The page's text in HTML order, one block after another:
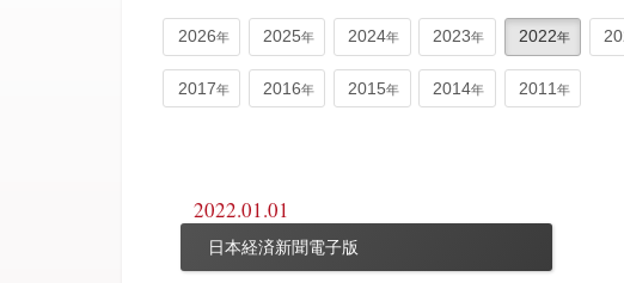
2026 2025 2024 2023 2022
2017 2016 2015 2014 2011
2022.01.01
日本経済新聞電子版